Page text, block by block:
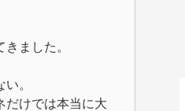
ました。
。
だけでは本当に大